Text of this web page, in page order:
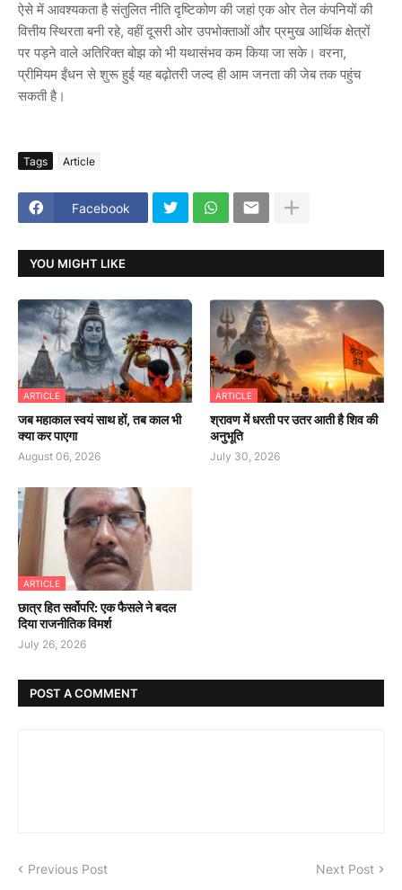
ऐसे में आवश्यकता है संतुलित नीति दृष्टिकोण की जहां एक ओर तेल कंपनियों की
वित्तीय स्थिरता बनी रहे, वहीं दूसरी ओर उपभोक्ताओं और प्रमुख आर्थिक क्षेत्रों
पर पड़ने वाले अतिरिक्त बोझ को भी यथासंभव कम किया जा सके। वरना,
प्रीमियम ईंधन से शुरू हुई यह बढ़ोतरी जल्द ही आम जनता की जेब तक पहुंच
सकती है।
Tags Article
Facebook
YOU MIGHT LIKE
ARTICLE
जब महाकाल स्वयं साथ हों, तब काल भी
क्या कर पाएगा
August 06, 2026
ARTICLE
श्रावण में धरती पर उतर आती है शिव की
अनुभूति
July 30, 2026
ARTICLE
छात्र हित सर्वोपरि: एक फैसले ने बदल
दिया राजनीतिक विमर्श
July 26, 2026
POST A COMMENT
Previous Post Next Post